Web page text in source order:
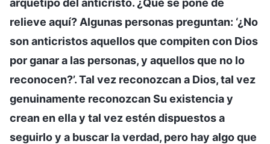
relieve aquí? Algunas personas preguntan: ‘¿No
son anticristos aquellos que compiten con Dios
por ganar a las personas, y aquellos que no lo
reconocen?’. Tal vez reconozcan a Dios, tal vez
genuinamente reconozcan Su existencia y
crean en ella y tal vez estén dispuestos a
seguirlo y a buscar la verdad, pero hay algo que